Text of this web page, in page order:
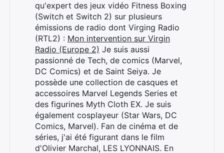
qu'expert des jeux vidéo Fitness Boxing
(Switch et Switch 2) sur plusieurs
émissions de radio dont Virging Radio
(RTL2) : Mon intervention sur Virgin
Radio (Europe 2) Je suis aussi
passionné de Tech, de comics (Marvel,
DC Comics) et de Saint Seiya. Je
possède une collection de casques et
accessoires Marvel Legends Series et
des figurines Myth Cloth EX. Je suis
également cosplayeur (Star Wars, DC
Comics, Marvel). Fan de cinéma et de
séries, j'ai été figurant dans le film
d'Olivier Marchal, LES LYONNAIS. En